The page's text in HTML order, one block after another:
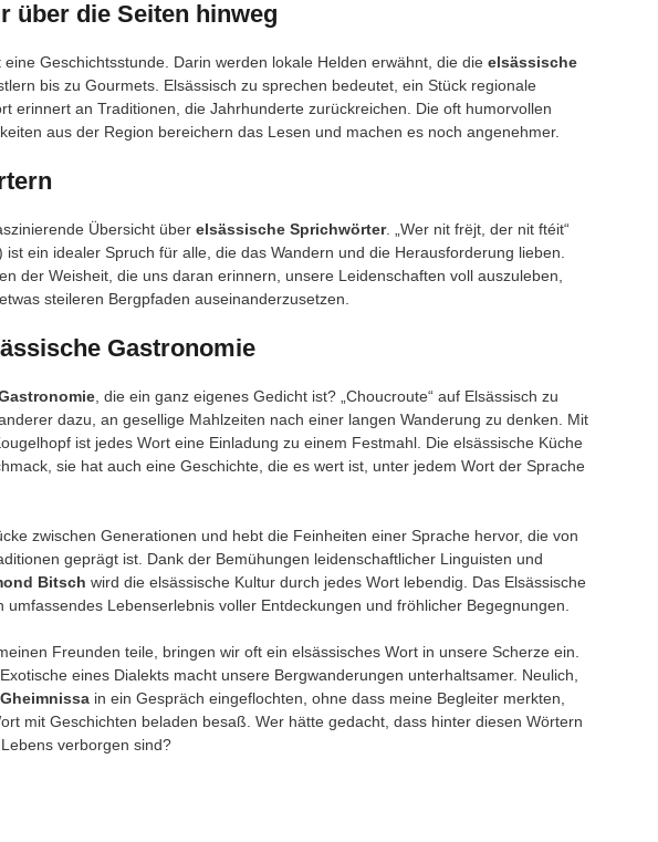
über die Seiten hinweg
eine Geschichtsstunde. Darin werden lokale Helden erwähnt, die die elsässische
bis zu Gourmets. Elsässisch zu sprechen bedeutet, ein Stück regionale
erinnert an Traditionen, die Jahrhunderte zurückreichen. Die oft humorvollen
aus der Region bereichern das Lesen und machen es noch angenehmer.
Übersicht über elsässische Sprichwörter. „Wer nit frëjt, der nit ftéit“
ein idealer Spruch für alle, die das Wandern und die Herausforderung lieben.
der Weisheit, die uns daran erinnern, unsere Leidenschaften voll auszuleben,
steileren Bergpfaden auseinanderzusetzen.
Gastronomie
, die ein ganz eigenes Gedicht ist? „Choucroute“ auf Elsässisch zu
dazu, an gesellige Mahlzeiten nach einer langen Wanderung zu denken. Mit
ist jedes Wort eine Einladung zu einem Festmahl. Die elsässische Küche
sie hat auch eine Geschichte, die es wert ist, unter jedem Wort der Sprache
zwischen Generationen und hebt die Feinheiten einer Sprache hervor, die von
geprägt ist. Dank der Bemühungen leidenschaftlicher Linguisten und
Bitsch wird die elsässische Kultur durch jedes Wort lebendig. Das Elsässische
Lebenserlebnis voller Entdeckungen und fröhlicher Begegnungen.
Freunden teile, bringen wir oft ein elsässisches Wort in unsere Scherze ein.
eines Dialekts macht unsere Bergwanderungen unterhaltsamer. Neulich,
Gheimnissa in ein Gespräch eingeflochten, ohne dass meine Begleiter merkten,
mit Geschichten beladen besaß. Wer hätte gedacht, dass hinter diesen Wörtern
verborgen sind?